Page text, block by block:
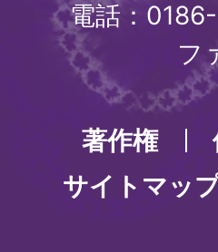
電話：
フ
著作権
サイトマッ